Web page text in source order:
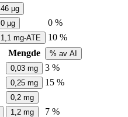
46 µg
0 µg
0 %
1,1 mg-ATE
10 %
Mengde % av AI
0,03 mg
3 %
0,25 mg
15 %
0,2 mg
1,2 mg
7 %